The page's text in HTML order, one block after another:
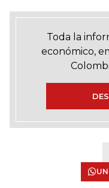
Toda la
económico,